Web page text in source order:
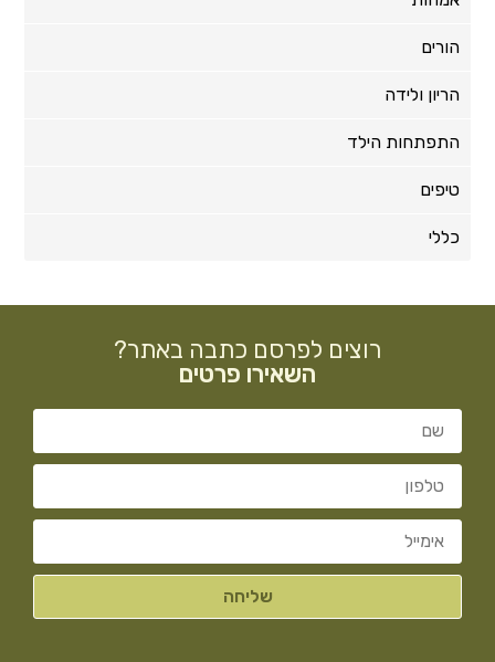
הורים
הריון ולידה
התפתחות הילד
טיפים
כללי
רוצים לפרסם כתבה באתר?
השאירו פרטים